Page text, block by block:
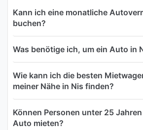
Kann ich eine monatliche
buchen?
Was benötige ich, um ein Auto in
Wie kann ich die besten
meiner Nähe in Nis finden?
Können Personen unter 25
Auto mieten?